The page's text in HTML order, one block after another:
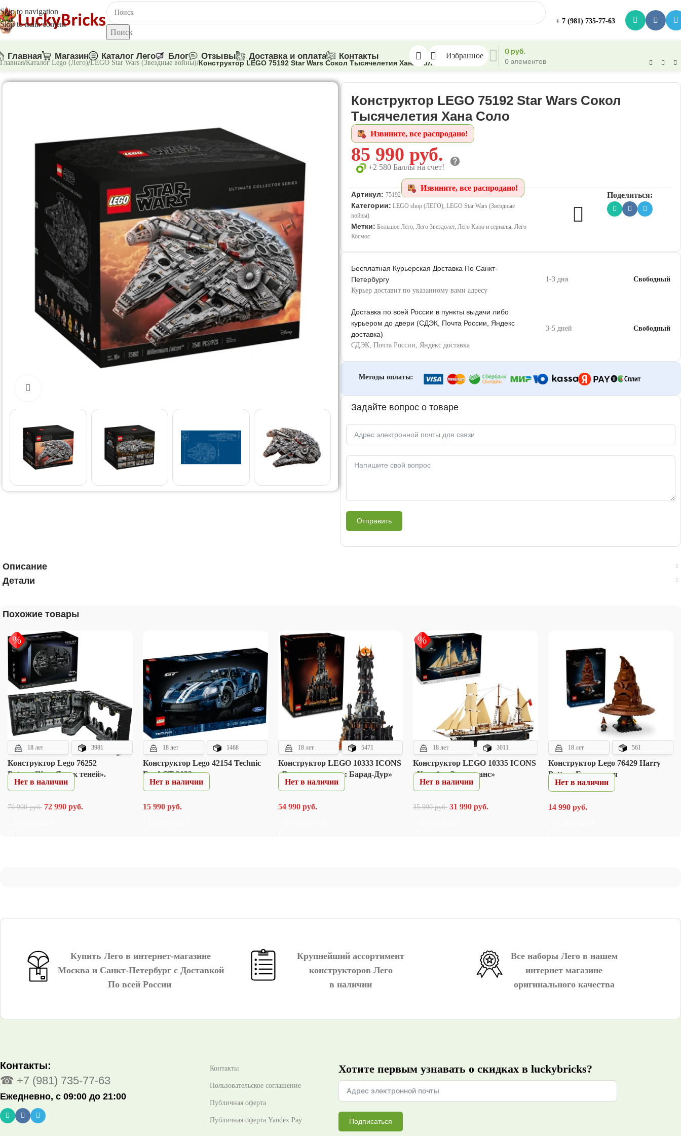
Skip to navigation
Skip to main content
Поиск
+ 7 (981) 735-77-63
Главная Магазин Каталог Лего Блог Отзывы Доставка и оплата Контакты Избранное
0 элементов
0 руб.
Главная/Каталог Lego (Лего)/LEGO Star Wars (Звездные войны)/Конструктор LEGO 75192 Star Wars Сокол Тысячелетия Хана Соло
Конструктор LEGO 75192 Star Wars Сокол
Тысячелетия Хана Соло
Извините, все распродано!
85 990 руб.
+2 580 Баллы на счет!
Извините, все распродано!
Артикул: 75192
Категории: LEGO shop (ЛЕГО), LEGO Star Wars (Звездные
войны)
Метки: Большое Лего, Лего Звездолет, Лего Кино и сериалы, Лего
Космос
Поделиться:
Бесплатная Курьерская Доставка По Санкт-
Петербургу
Курьер доставит по указанному вами адресу
1-3 дня Свободный
Доставка по всей России в пункты выдачи либо
курьером до двери (СДЭК, Почта России, Яндекс
доставка)
СДЭК, Почта России, Яндекс доставка
3-5 дней Свободный
Методы оплаты:
Задайте вопрос о товаре
Отправить
Описание
Детали
Похожие товары
%
18 лет 3981
Конструктор Lego 76252
Batcave™ – «Ящик теней».
Нет в наличии
79 990руб. 72 990 руб.
18 лет 1468
Конструктор Lego 42154 Technic
Ford GT 2022
Нет в наличии
15 990 руб.
18 лет 5471
Конструктор LEGO 10333 ICONS
«Властелин колец: Барад-Дур»
Нет в наличии
54 990 руб.
%
18 лет 3011
Конструктор LEGO 10335 ICONS
«Корабль Эндьюранс»
Нет в наличии
35 990руб. 31 990руб.
18 лет 561
Конструктор Lego 76429 Harry
Potter «Говорящая
Распределяющая Шляпа»
Нет в наличии
14 990руб.
Купить Лего в интернет-магазине
Москва и Санкт-Петербург с Доставкой
По всей России
Крупнейший ассортимент
конструкторов Лего
в наличии
Все наборы Лего в нашем
интернет магазине
оригинального качества
Контакты:
☎ +7 (981) 735-77-63
Ежедневно, с 09:00 до 21:00
Контакты
Пользовательское соглашение
Публичная оферта
Публичная оферта Yandex Pay
Хотите первым узнавать о скидках в luckybricks?
Подписаться